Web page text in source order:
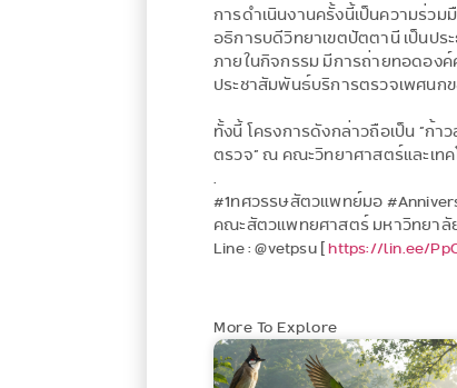
การดำเนินงานครั้งนี้เป็นความร่ว
อธิการบดีวิทยาเขตปัตตานี เป็นปร
ภายในกิจกรรม มีการถ่ายทอดอง
ประชาสัมพันธ์บริการตรวจเพศนก
ทั้งนี้ โครงการดังกล่าวถือเป็น “ก้
ตรวจ” ณ คณะวิทยาศาสตร์และเท
.
#1ทศวรรษสัตวแพทย์มอ
คณะสัตวแพทยศาสตร์ มหาวิทยาลั
Line : @vetpsu [https://lin.ee/
More To Explore